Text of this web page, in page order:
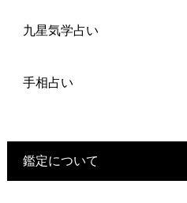
九星気学占い
手相占い
鑑定について